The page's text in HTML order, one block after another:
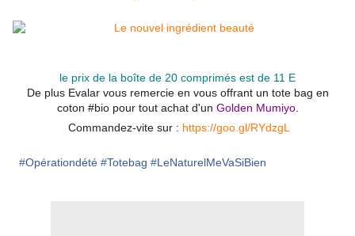
le prix de la boîte de 20 comprimés est de 11 E
De plus Evalar vous remercie en vous offrant un tote bag en
coton #bio pour tout achat d'un Golden Mumiyo.
Commandez-vite sur : https://goo.gl/RYdzgL
#Opérationdété #Totebag #LeNaturelMeVaSiBien